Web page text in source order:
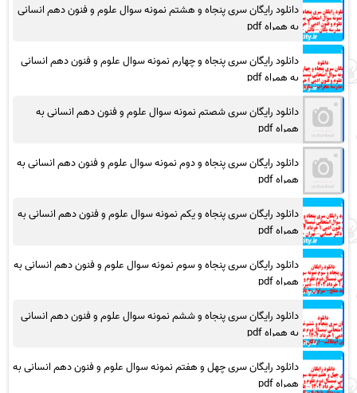
دانلود رایگان سری پنجاه و هشتم نمونه سوال علوم و فنون دهم انسانی
به همراه pdf
دانلود رایگان سری پنجاه و چهارم نمونه سوال علوم و فنون دهم انسانی
به همراه pdf
دانلود رایگان سری شصتم نمونه سوال علوم و فنون دهم انسانی به
همراه pdf
دانلود رایگان سری پنجاه و دوم نمونه سوال علوم و فنون دهم انسانی به
همراه pdf
دانلود رایگان سری پنجاه و یکم نمونه سوال علوم و فنون دهم انسانی به
همراه pdf
دانلود رایگان سری پنجاه و سوم نمونه سوال علوم و فنون دهم انسانی به
همراه pdf
دانلود رایگان سری پنجاه و ششم نمونه سوال علوم و فنون دهم انسانی
به همراه pdf
دانلود رایگان سری چهل و هفتم نمونه سوال علوم و فنون دهم انسانی به
همراه pdf